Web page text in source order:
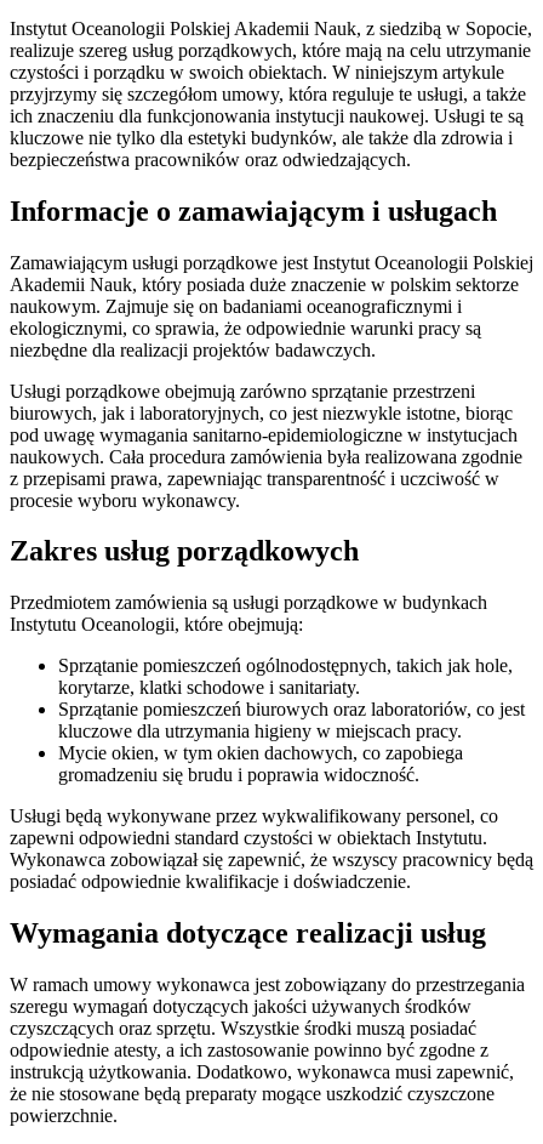
Instytut Oceanologii Polskiej Akademii Nauk, z siedzibą w Sopocie,
realizuje szereg usług porządkowych, które mają na celu utrzymanie
czystości i porządku w swoich obiektach. W niniejszym artykule
przyjrzymy się szczegółom umowy, która reguluje te usługi, a także
ich znaczeniu dla funkcjonowania instytucji naukowej. Usługi te są
kluczowe nie tylko dla estetyki budynków, ale także dla zdrowia i
bezpieczeństwa pracowników oraz odwiedzających.
Informacje o zamawiającym i usługach
Zamawiającym usługi porządkowe jest Instytut Oceanologii Polskiej
Akademii Nauk, który posiada duże znaczenie w polskim sektorze
naukowym. Zajmuje się on badaniami oceanograficznymi i
ekologicznymi, co sprawia, że odpowiednie warunki pracy są
niezbędne dla realizacji projektów badawczych.
Usługi porządkowe obejmują zarówno sprzątanie przestrzeni
biurowych, jak i laboratoryjnych, co jest niezwykle istotne, biorąc
pod uwagę wymagania sanitarno-epidemiologiczne w instytucjach
naukowych. Cała procedura zamówienia była realizowana zgodnie
z przepisami prawa, zapewniając transparentność i uczciwość w
procesie wyboru wykonawcy.
Zakres usług porządkowych
Przedmiotem zamówienia są usługi porządkowe w budynkach
Instytutu Oceanologii, które obejmują:
Sprzątanie pomieszczeń ogólnodostępnych, takich jak hole,
korytarze, klatki schodowe i sanitariaty.
Sprzątanie pomieszczeń biurowych oraz laboratoriów, co jest
kluczowe dla utrzymania higieny w miejscach pracy.
Mycie okien, w tym okien dachowych, co zapobiega
gromadzeniu się brudu i poprawia widoczność.
Usługi będą wykonywane przez wykwalifikowany personel, co
zapewni odpowiedni standard czystości w obiektach Instytutu.
Wykonawca zobowiązał się zapewnić, że wszyscy pracownicy będą
posiadać odpowiednie kwalifikacje i doświadczenie.
Wymagania dotyczące realizacji usług
W ramach umowy wykonawca jest zobowiązany do przestrzegania
szeregu wymagań dotyczących jakości używanych środków
czyszczących oraz sprzętu. Wszystkie środki muszą posiadać
odpowiednie atesty, a ich zastosowanie powinno być zgodne z
instrukcją użytkowania. Dodatkowo, wykonawca musi zapewnić,
że nie stosowane będą preparaty mogące uszkodzić czyszczone
powierzchnie.